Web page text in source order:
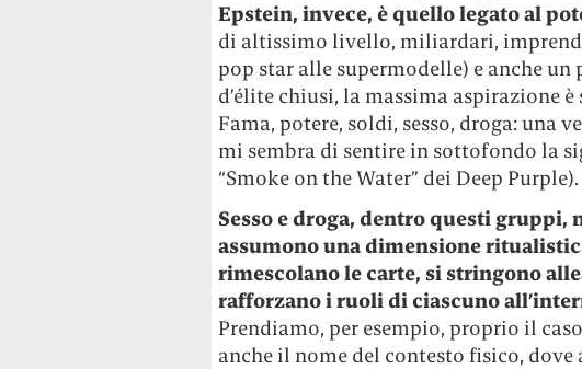
Epstein, invece, è quello legato al
di altissimo livello, miliardari,
pop star alle supermodelle) e anche
d’élite chiusi, la massima aspirazione è
Fama, potere, soldi, sesso, droga: una
mi sembra di sentire in sottofondo la
“Smoke on the Water” dei Deep Purple).
Sesso e droga, dentro questi
assumono una dimensione
rimescolano le carte, si stringono
rafforzano i ruoli di ciascuno
Prendiamo, per esempio, proprio il
anche il nome del contesto fisico,